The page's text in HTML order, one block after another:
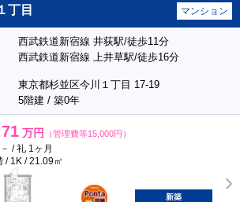
丁目 マンション
西武鉄道新宿線 井荻駅/徒歩11分
西武鉄道新宿線 上井草駅/徒歩16分
東京都杉並区今川１丁目 17-19
5階建 / 築0年
万円 （管理費等15,000円）
/ 礼 1ヶ月
/ 1K / 21.09㎡
ポンタ
部屋
新築